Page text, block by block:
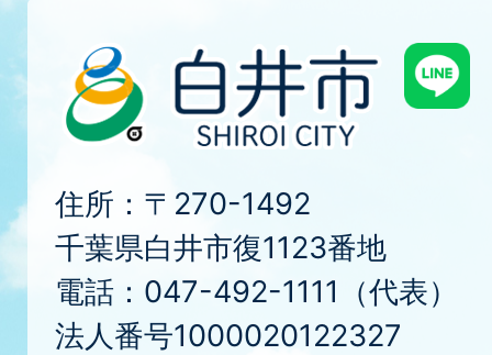
住所：〒270-1492
千葉県白井市復1123番地
電話：047-492-1111（代表）
法人番号1000020122327